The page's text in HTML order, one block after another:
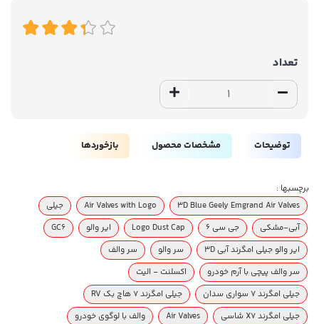
تعداد
توضیحات مشخصات محصول بازخوردها
برچسبها :
3D Blue Geely Emgrand Air Valves
Air Valves with Logo
جیلی
آبی-مشکی
جی سی ۶ Logo Dust Cap ایر والو
GC6
ایر والو جیلی امگرند آبی 3D
سر والو
سر والف
سر والف پیچی با آرم خودرو
اکسلنت - الیت
جیلی امگرند ۷ سواری سدان
جیلی امگرند ۷ هاچ بک RV
جیلی امگرند X7 شاسی
Air Valves
والف با لوگوی خودرو